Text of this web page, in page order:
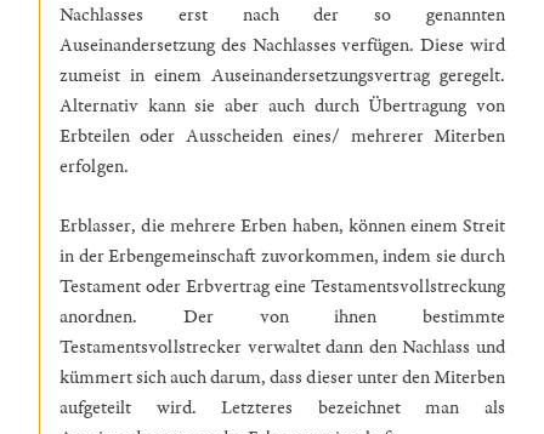
Nachlasses erst nach der so genannten
Auseinandersetzung des Nachlasses verfügen. Diese wird
zumeist in einem Auseinandersetzungsvertrag geregelt.
Alternativ kann sie aber auch durch Übertragung von
Erbteilen oder Ausscheiden eines/ mehrerer Miterben
erfolgen.
Erblasser, die mehrere Erben haben, können einem Streit
in der Erbengemeinschaft zuvorkommen, indem sie durch
Testament oder Erbvertrag eine Testamentsvollstreckung
anordnen. Der von ihnen bestimmte
Testamentsvollstrecker verwaltet dann den Nachlass und
kümmert sich auch darum, dass dieser unter den Miterben
aufgeteilt wird. Letzteres bezeichnet man als